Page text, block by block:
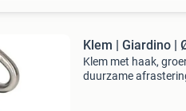
Klem | Giardino |
Klem met haak,
duurzame